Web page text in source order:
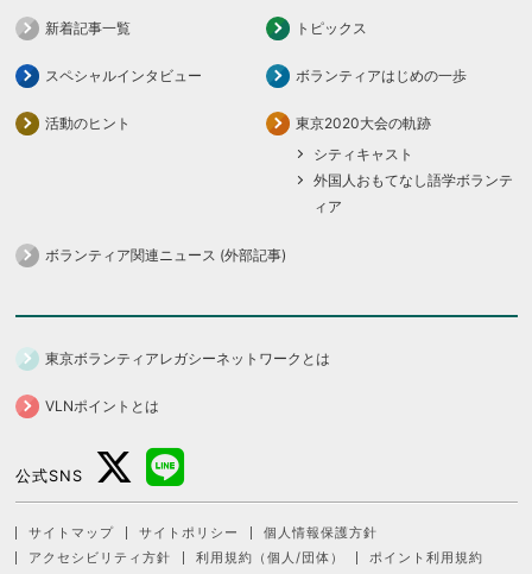
新着記事一覧 トピックス
スペシャルインタビュー ボランティアはじめの一歩
活動のヒント
東京2020大会の軌跡
シティキャスト
外国人おもてなし語学ボランテ
ィア
ボランティア関連ニュース (外部記事)
東京ボランティアレガシーネットワークとは
VLNポイントとは
公式SNS
サイトマップ サイトポリシー
個人情報保護方針
アクセシビリティ方針
利用規約（個人/団体） ポイント利用規約